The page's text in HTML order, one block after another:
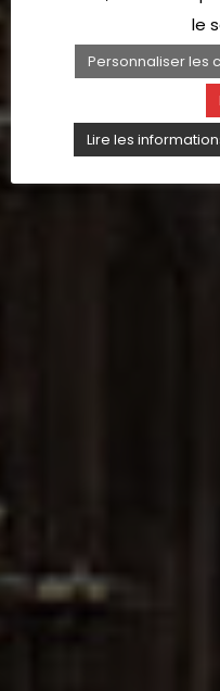
le
Personnaliser les
Lire les